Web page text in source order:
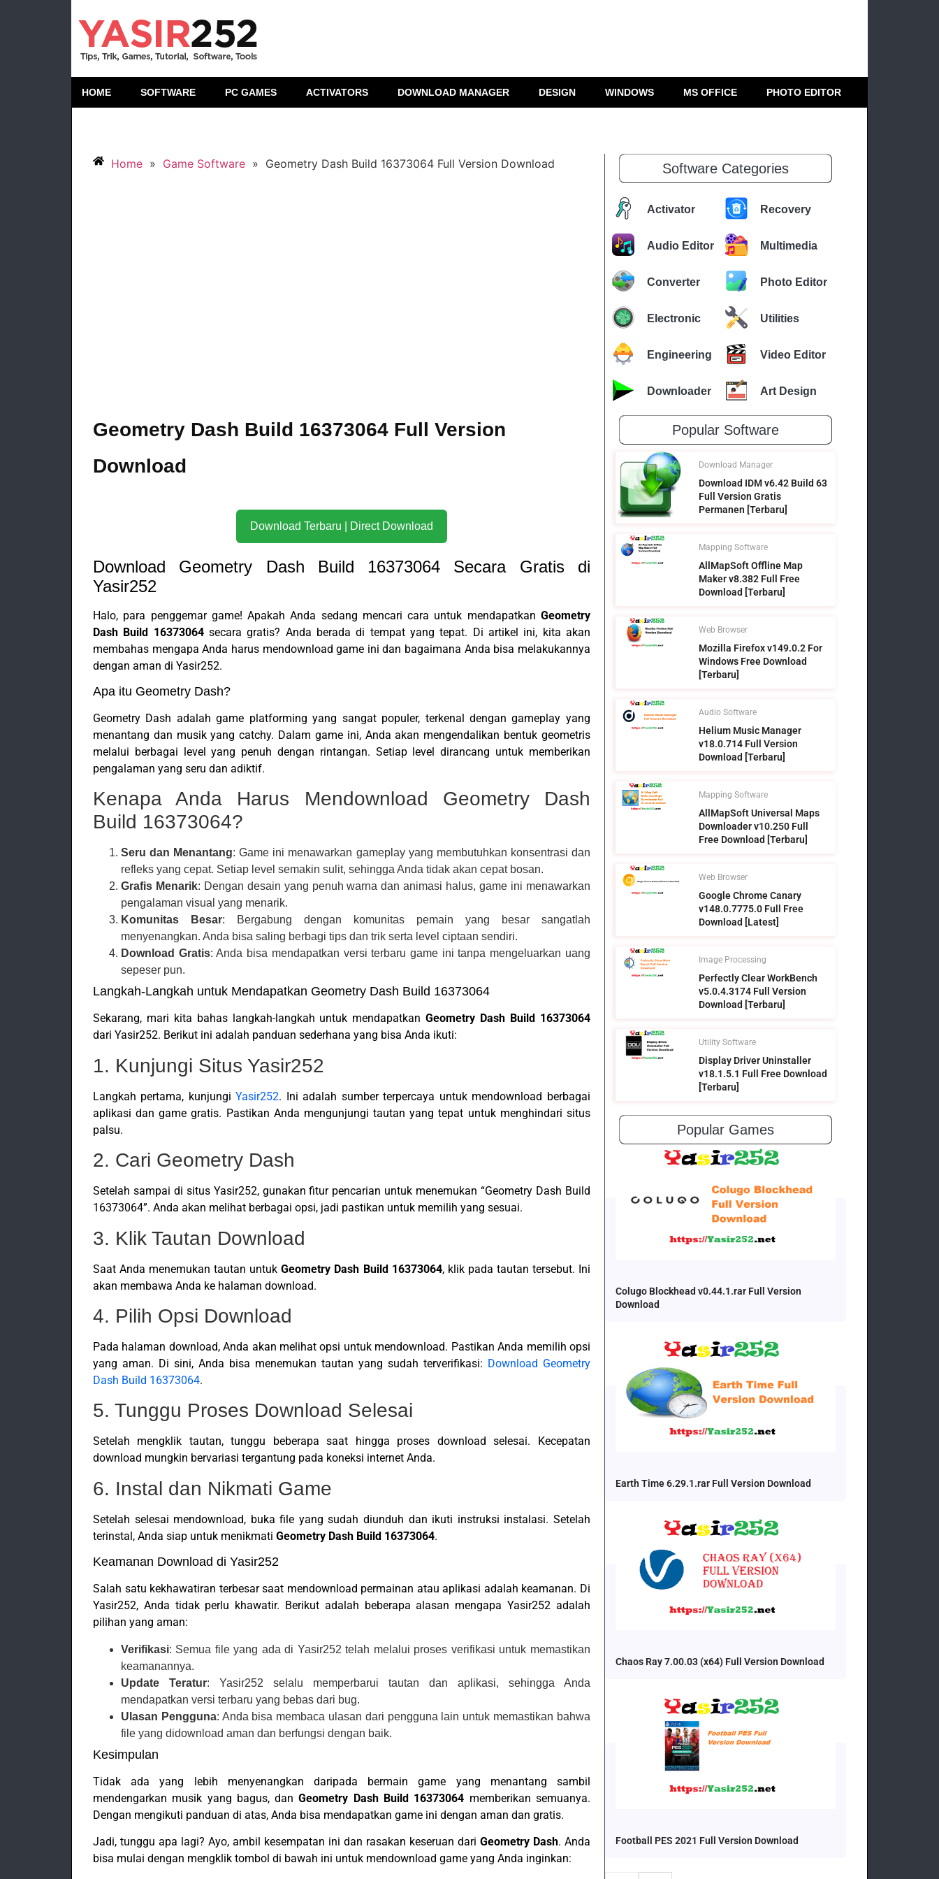
HOME SOFTWARE PC GAMES ACTIVATORS DOWNLOAD MANAGER DESIGN WINDOWS MS OFFICE PHOTO EDITOR
Home » Game Software » Geometry Dash Build 16373064 Full Version Download
Geometry Dash Build 16373064 Full Version
Download
Download Terbaru | Direct Download
Download Geometry Dash Build 16373064 Secara Gratis di
Yasir252
Halo, para penggemar game! Apakah Anda sedang mencari cara untuk mendapatkan Geometry
Dash Build 16373064secara gratis? Anda berada di tempat yang tepat. Di artikel ini, kita akan
membahas mengapa Anda harus mendownload game ini dan bagaimana Anda bisa melakukannya
dengan aman di Yasir252.
Apa itu Geometry Dash?
Geometry Dash adalah game platforming yang sangat populer, terkenal dengan gameplay yang
menantang dan musik yang catchy. Dalam game ini, Anda akan mengendalikan bentuk geometris
melalui berbagai level yang penuh dengan rintangan. Setiap level dirancang untuk memberikan
pengalaman yang seru dan adiktif.
Kenapa Anda Harus Mendownload Geometry Dash
Build 16373064?
Seru dan Menantang: Game ini menawarkan gameplay yang membutuhkan konsentrasi dan
refleks yang cepat. Setiap level semakin sulit, sehingga Anda tidak akan cepat bosan.
Grafis Menarik: Dengan desain yang penuh warna dan animasi halus, game ini menawarkan
pengalaman visual yang menarik.
Komunitas Besar: Bergabung dengan komunitas pemain yang besar sangatlah
menyenangkan. Anda bisa saling berbagi tips dan trik serta level ciptaan sendiri.
Download Gratis: Anda bisa mendapatkan versi terbaru game ini tanpa mengeluarkan uang
sepeser pun.
Langkah-Langkah untuk Mendapatkan Geometry Dash Build 16373064
Sekarang, mari kita bahas langkah-langkah untuk mendapatkanGeometry Dash Build 16373064
dari Yasir252. Berikut ini adalah panduan sederhana yang bisa Anda ikuti:
1. Kunjungi Situs Yasir252
Langkah pertama, kunjungiYasir252. Ini adalah sumber terpercaya untuk mendownload berbagai
aplikasi dan game gratis. Pastikan Anda mengunjungi tautan yang tepat untuk menghindari situs
palsu.
2. Cari Geometry Dash
Setelah sampai di situs Yasir252, gunakan fitur pencarian untuk menemukan “Geometry Dash Build
16373064”. Anda akan melihat berbagai opsi, jadi pastikan untuk memilih yang sesuai.
3. Klik Tautan Download
Saat Anda menemukan tautan untukGeometry Dash Build 16373064, klik pada tautan tersebut. Ini
akan membawa Anda ke halaman download.
4. Pilih Opsi Download
Pada halaman download, Anda akan melihat opsi untuk mendownload. Pastikan Anda memilih opsi
yang aman. Di sini, Anda bisa menemukan tautan yang sudah terverifikasi: Download Geometry
Dash Build 16373064.
5. Tunggu Proses Download Selesai
Setelah mengklik tautan, tunggu beberapa saat hingga proses download selesai. Kecepatan
download mungkin bervariasi tergantung pada koneksi internet Anda.
6. Instal dan Nikmati Game
Setelah selesai mendownload, buka file yang sudah diunduh dan ikuti instruksi instalasi. Setelah
terinstal, Anda siap untuk menikmati Geometry Dash Build 16373064.
Keamanan Download di Yasir252
Salah satu kekhawatiran terbesar saat mendownload permainan atau aplikasi adalah keamanan. Di
Yasir252, Anda tidak perlu khawatir. Berikut adalah beberapa alasan mengapa Yasir252 adalah
pilihan yang aman:
Verifikasi: Semua file yang ada di Yasir252 telah melalui proses verifikasi untuk memastikan
keamanannya.
Update Teratur: Yasir252 selalu memperbarui tautan dan aplikasi, sehingga Anda
mendapatkan versi terbaru yang bebas dari bug.
Ulasan Pengguna: Anda bisa membaca ulasan dari pengguna lain untuk memastikan bahwa
file yang didownload aman dan berfungsi dengan baik.
Kesimpulan
Tidak ada yang lebih menyenangkan daripada bermain game yang menantang sambil
mendengarkan musik yang bagus, danGeometry Dash Build 16373064 memberikan semuanya.
Dengan mengikuti panduan di atas, Anda bisa mendapatkan game ini dengan aman dan gratis.
Jadi, tunggu apa lagi? Ayo, ambil kesempatan ini dan rasakan keseruan dari Geometry Dash. Anda
bisa mulai dengan mengklik tombol di bawah ini untuk mendownload game yang Anda inginkan:
Software Categories
Activator Recovery
Audio Editor Multimedia
Converter Photo Editor
Electronic Utilities
Engineering Video Editor
Downloader Art Design
Popular Software
Download Manager
Download IDM v6.42 Build 63
Full Version Gratis
Permanen [Terbaru]
Mapping Software
AllMapSoft Offline Map
Maker v8.382 Full Free
Download [Terbaru]
Web Browser
Mozilla Firefox v149.0.2 For
Windows Free Download
[Terbaru]
Audio Software
Helium Music Manager
v18.0.714 Full Version
Download [Terbaru]
Mapping Software
AllMapSoft Universal Maps
Downloader v10.250 Full
Free Download [Terbaru]
Web Browser
Google Chrome Canary
v148.0.7775.0 Full Free
Download [Latest]
Image Processing
Perfectly Clear WorkBench
v5.0.4.3174 Full Version
Download [Terbaru]
Utility Software
Display Driver Uninstaller
v18.1.5.1 Full Free Download
[Terbaru]
Popular Games
Colugo Blockhead v0.44.1.rar Full Version
Download
Earth Time 6.29.1.rar Full Version Download
Chaos Ray 7.00.03 (x64) Full Version Download
Football PES 2021 Full Version Download